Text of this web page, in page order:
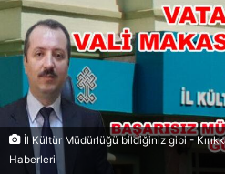
İl Kültür Müdürlüğü bildiğiniz gibi -
Haberleri